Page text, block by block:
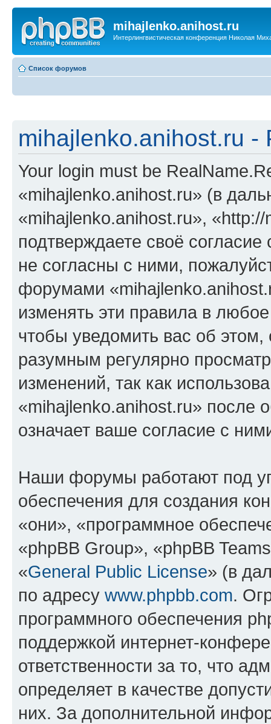
mihajlenko.anihost.ru
Интерлингвистическая конференция Николая
Список форумов
mihajlenko.anihost.ru -
Your login must be
«mihajlenko.anihost.ru» (в
«mihajlenko.anihost.ru»,
подтверждаете своё
не согласны с ними,
форумами
изменять эти правила в
чтобы уведомить вас об
разумным регулярно
изменений, так как
«mihajlenko.anihost.ru» после
означает ваше согласие с
Наши форумы работают под
обеспечения для создания
«они», «программное
«phpBB Group», «phpBB
«General Public License» (в
по адресу www.phpbb.com.
программного обеспечения
поддержкой интернет-
ответственности за то, что
определяет в качестве
них. За дополнительной